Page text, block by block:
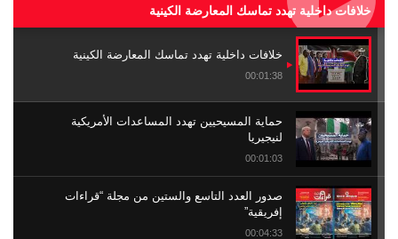
خلافات داخلية تهدد تماسك المعارضة الكينية
خلافات داخلية تهدد تماسك المعارضة الكينية
00:01:38
حماية المسيحيين تهدد المساعدات الأمريكية
لنيجيريا
00:01:03
صدور العدد التاسع والستين من مجلة “قراءات
إفريقية”
00:04:33